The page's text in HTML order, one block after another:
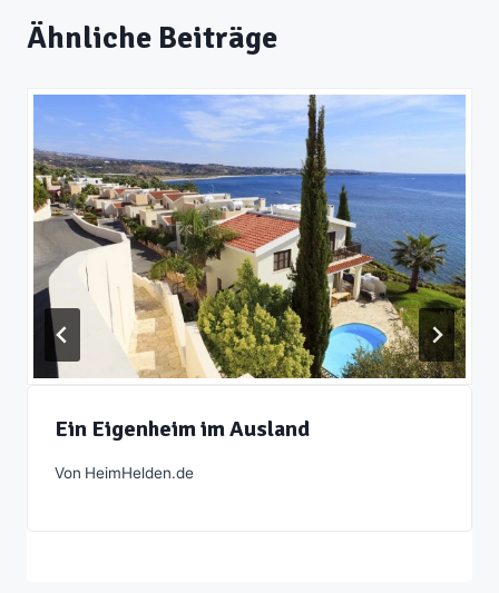
Ähnliche Beiträge
Ein Eigenheim im Ausland
Von HeimHelden.de